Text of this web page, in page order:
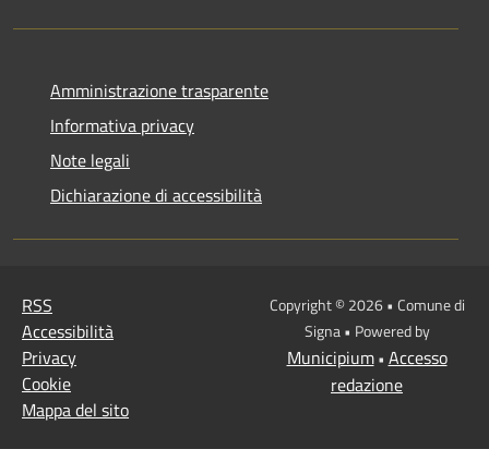
Amministrazione trasparente
Informativa privacy
Note legali
Dichiarazione di accessibilità
RSS
Accessibilità
Privacy
Cookie
Mappa del sito
Copyright © 2026 • Comune di
Signa • Powered by
Municipium• Accesso
redazione